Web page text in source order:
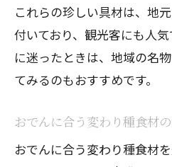
これらの珍しい具材は、地
付いており、観光客にも人
に迷ったときは、地域の名
てみるのもおすすめです。
おでんに合う変わり種食材
おでんに合う変わり種食材